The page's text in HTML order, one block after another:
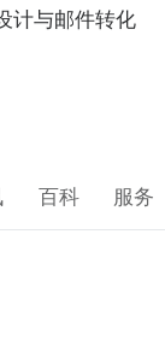
计与邮件转化
百科 服务